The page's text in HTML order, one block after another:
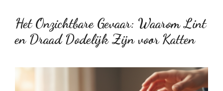
Het Onzichtbare Gevaar: Waarom Lint
en Draad Dodelijk Zijn voor Katten